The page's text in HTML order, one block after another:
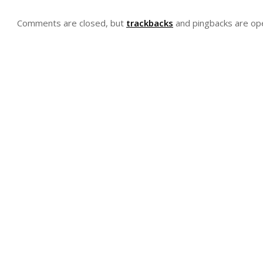
Comments are closed, but trackbacks and pingbacks are